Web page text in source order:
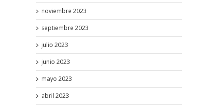
noviembre 2023
septiembre 2023
julio 2023
junio 2023
mayo 2023
abril 2023